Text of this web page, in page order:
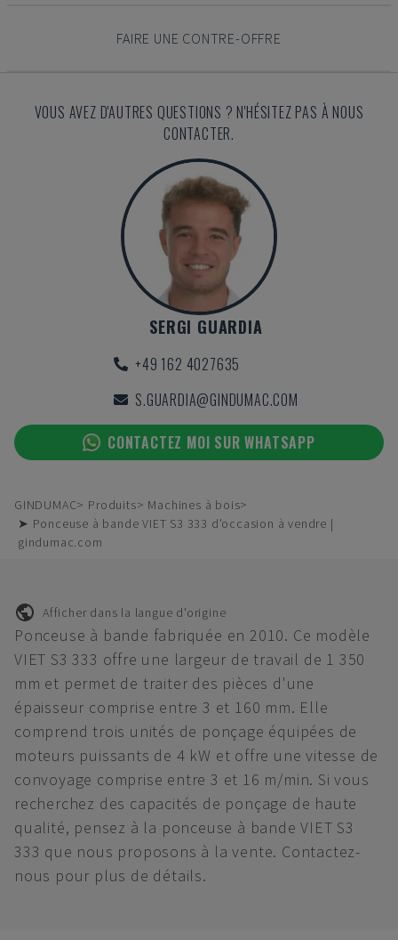
FAIRE UNE CONTRE-OFFRE
VOUS AVEZ D'AUTRES QUESTIONS ? N'HÉSITEZ PAS À NOUS
CONTACTER.
SERGI GUARDIA
+49 162 4027635
S.GUARDIA@GINDUMAC.COM
CONTACTEZ MOI SUR WHATSAPP
GINDUMAC Produits
Machines à bois
➤ Ponceuse à bande VIET S3 333 d'occasion à vendre |
gindumac.com
Afficher dans la langue d'origine
Ponceuse à bande fabriquée en 2010. Ce modèle
VIET S3 333 offre une largeur de travail de 1 350
mm et permet de traiter des pièces d'une
épaisseur comprise entre 3 et 160 mm. Elle
comprend trois unités de ponçage équipées de
moteurs puissants de 4 kW et offre une vitesse de
convoyage comprise entre 3 et 16 m/min. Si vous
recherchez des capacités de ponçage de haute
qualité, pensez à la ponceuse à bande VIET S3
333 que nous proposons à la vente. Contactez-
nous pour plus de détails.